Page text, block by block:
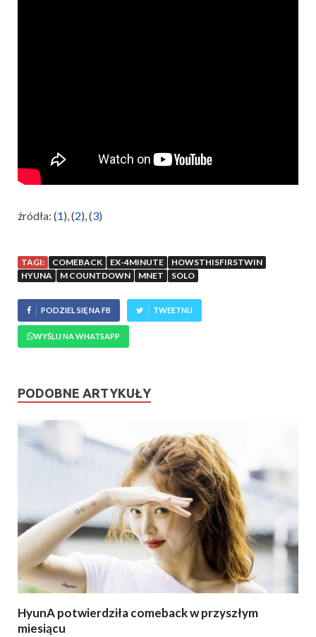
źródła: (1), (2), (3)
TAGI: COMEBACK EX-4MINUTE
HOWSTHISFIRSTWIN
HYUNA
M COUNTDOWN MNET SOLO
PODZIEL SIĘ NA FB TWEETNIJ
WYŚLIJ NA WHATSAPP
PODOBNE ARTYKUŁY
HyunA potwierdziła comeback w przyszłym
miesiącu